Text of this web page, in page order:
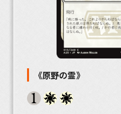
《原野の霊》